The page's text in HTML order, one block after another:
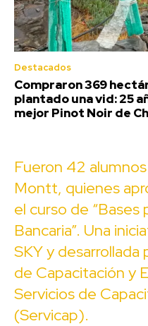
Destacados
Compraron 369
plantado una vid: 25
mejor Pinot Noir de
Fueron 42
Montt, quienes
el curso de “Bases
Bancaria”. Una
SKY y desarrollada
de Capacitación y
Servicios de
(Servicap).